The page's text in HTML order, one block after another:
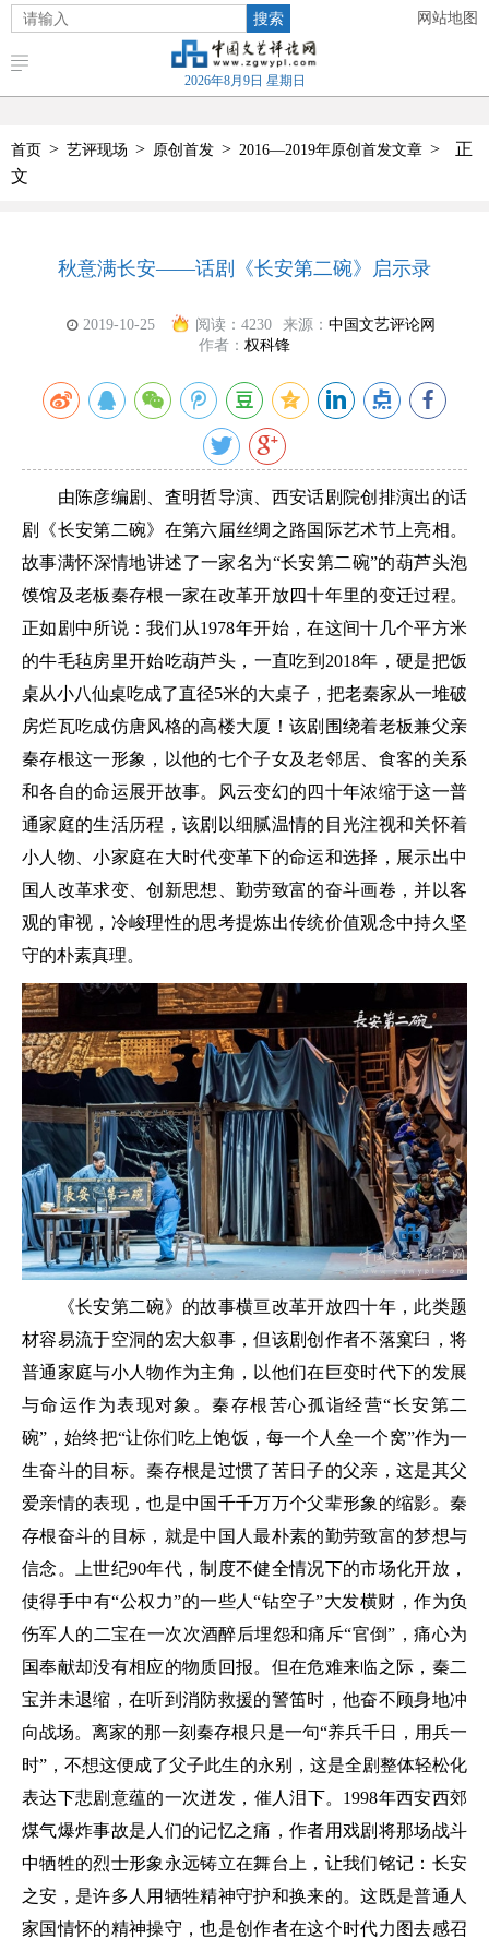
搜索 网站地图
2026年8月9日 星期日
首页 > 艺评现场 > 原创首发 > 2016—2019年原创首发文章 >
正
文
秋意满长安——话剧《长安第二碗》启示录
2019-10-25 阅读： 4230 来源： 中国文艺评论网
作者： 权科锋
由陈彦编剧、査明哲导演、西安话剧院创排演出的话
剧《长安第二碗》在第六届丝绸之路国际艺术节上亮相。
故事满怀深情地讲述了一家名为“长安第二碗”的葫芦头泡
馍馆及老板秦存根一家在改革开放四十年里的变迁过程。
正如剧中所说：我们从1978年开始，在这间十几个平方米
的牛毛毡房里开始吃葫芦头，一直吃到2018年，硬是把饭
桌从小八仙桌吃成了直径5米的大桌子，把老秦家从一堆破
房烂瓦吃成仿唐风格的高楼大厦！该剧围绕着老板兼父亲
秦存根这一形象，以他的七个子女及老邻居、食客的关系
和各自的命运展开故事。风云变幻的四十年浓缩于这一普
通家庭的生活历程，该剧以细腻温情的目光注视和关怀着
小人物、小家庭在大时代变革下的命运和选择，展示出中
国人改革求变、创新思想、勤劳致富的奋斗画卷，并以客
观的审视，冷峻理性的思考提炼出传统价值观念中持久坚
守的朴素真理。
《长安第二碗》的故事横亘改革开放四十年，此类题
材容易流于空洞的宏大叙事，但该剧创作者不落窠臼，将
普通家庭与小人物作为主角，以他们在巨变时代下的发展
与命运作为表现对象。秦存根苦心孤诣经营“长安第二
碗”，始终把“让你们吃上饱饭，每一个人垒一个窝”作为一
生奋斗的目标。秦存根是过惯了苦日子的父亲，这是其父
爱亲情的表现，也是中国千千万万个父辈形象的缩影。秦
存根奋斗的目标，就是中国人最朴素的勤劳致富的梦想与
信念。上世纪90年代，制度不健全情况下的市场化开放，
使得手中有“公权力”的一些人“钻空子”大发横财，作为负
伤军人的二宝在一次次酒醉后埋怨和痛斥“官倒”，痛心为
国奉献却没有相应的物质回报。但在危难来临之际，秦二
宝并未退缩，在听到消防救援的警笛时，他奋不顾身地冲
向战场。离家的那一刻秦存根只是一句“养兵千日，用兵一
时”，不想这便成了父子此生的永别，这是全剧整体轻松化
表达下悲剧意蕴的一次迸发，催人泪下。1998年西安西郊
煤气爆炸事故是人们的记忆之痛，作者用戏剧将那场战斗
中牺牲的烈士形象永远铸立在舞台上，让我们铭记：长安
之安，是许多人用牺牲精神守护和换来的。这既是普通人
家国情怀的精神操守，也是创作者在这个时代力图去感召